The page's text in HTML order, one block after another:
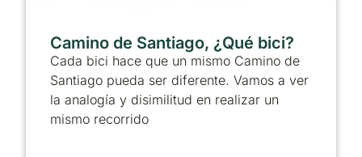
Camino de Santiago, ¿Qué bici?
Cada bici hace que un mismo Camino de
Santiago pueda ser diferente. Vamos a ver
la analogía y disimilitud en realizar un
mismo recorrido